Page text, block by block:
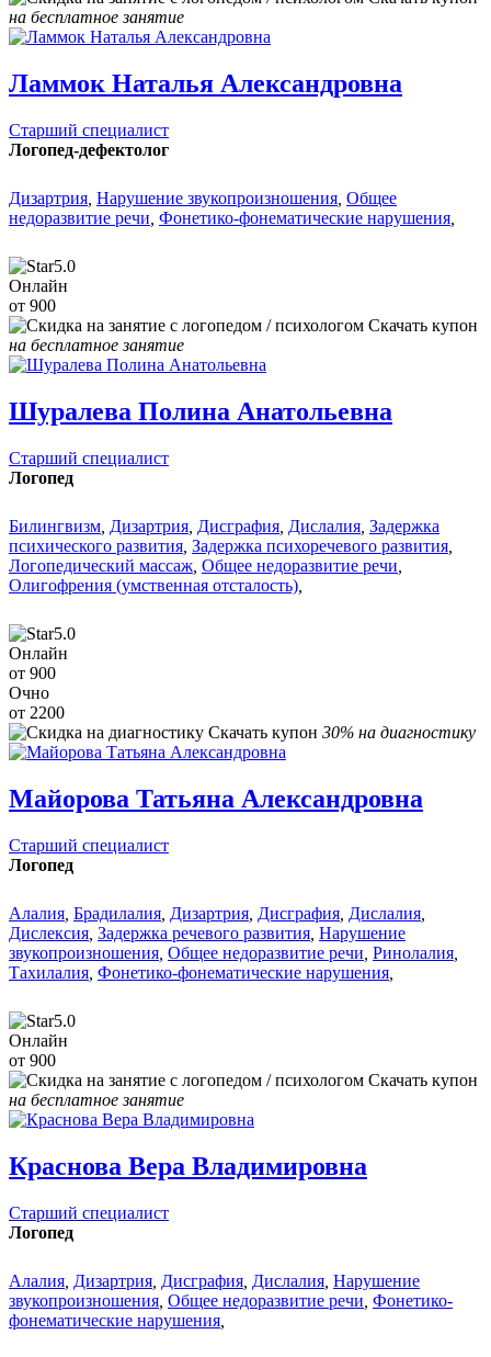
на бесплатное занятие
Ламмок Наталья Александровна
Старший специалист
Логопед-дефектолог
Дизартрия Нарушение звукопроизношения Общее
недоразвитие речи Фонетико-фонематические нарушения
5.0
Онлайн
от 900
Скачать купон
на бесплатное занятие
Шуралева Полина Анатольевна
Старший специалист
Логопед
Билингвизм Дизартрия Дисграфия Дислалия Задержка
психического развития Задержка психоречевого развития
Логопедический массаж Общее недоразвитие речи
Олигофрения (умственная отсталость)
5.0
Онлайн
от 900
Очно
от 2200
Скачать купон 30% на диагностику
Майорова Татьяна Александровна
Старший специалист
Логопед
Алалия Брадилалия Дизартрия Дисграфия Дислалия
Дислексия Задержка речевого развития Нарушение
звукопроизношения Общее недоразвитие речи Ринолалия
Тахилалия Фонетико-фонематические нарушения
5.0
Онлайн
от 900
Скачать купон
на бесплатное занятие
Краснова Вера Владимировна
Старший специалист
Логопед
Алалия Дизартрия Дисграфия Дислалия Нарушение
звукопроизношения Общее недоразвитие речи Фонетико-
фонематические нарушения